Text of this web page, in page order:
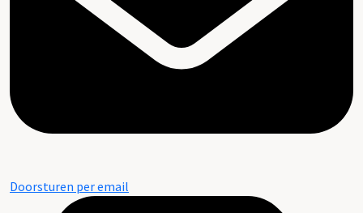
Doorsturen per email